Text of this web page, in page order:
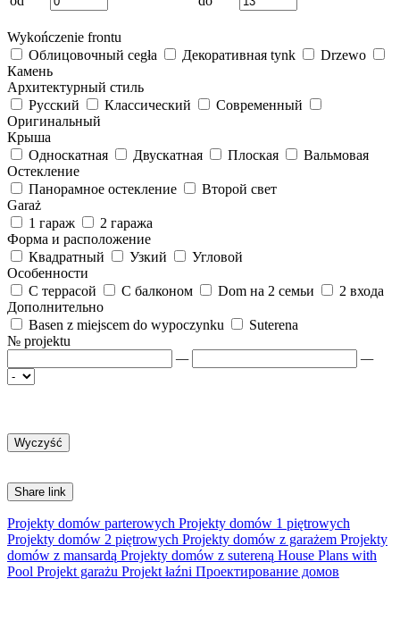
Wykończenie frontu
Облицовочный cegła
Декоративная tynk
Drzewo
Камень
Архитектурный стиль
Русский
Классический
Современный
Оригинальный
Крыша
Односкатная
Двускатная Плоская
Вальмовая
Остекление
Панорамное остекление
Второй свет
Garaż
1 гараж
2 гаража
Форма и расположение
Квадратный
Узкий
Угловой
Особенности
С террасой
С балконом Dom на 2 семьи
2 входа
Дополнительно
Basen z miejscem do wypoczynku
Suterena
№ projektu
—
—
Share link
Projekty domów parterowych Projekty domów 1 piętrowych
Projekty domów 2 piętrowych Projekty domów z garażem Projekty
domów z mansardą Projekty domów z sutereną House Plans with
Pool Projekt garażu Projekt łaźni Проектирование домов